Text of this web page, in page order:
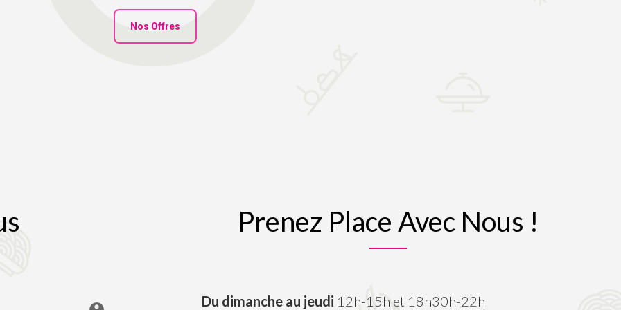
Nos Offres
Prenez Place Avec Nous !
Du dimanche au jeudi 12h-15h et 18h30h-22h